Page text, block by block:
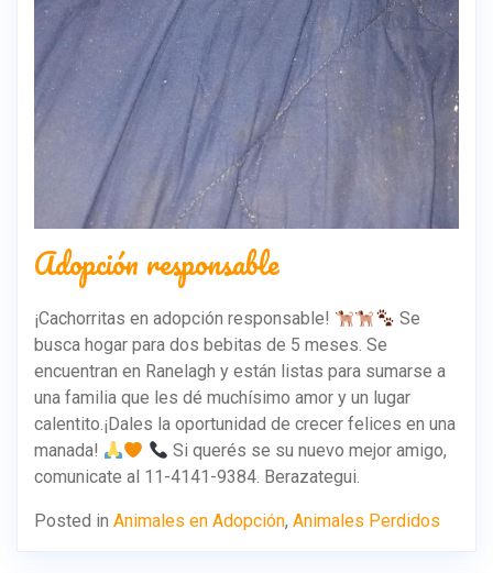
Adopción responsable
¡Cachorritas en adopción responsable!
Se
busca hogar para dos bebitas de 5 meses. Se
encuentran en Ranelagh y están listas para sumarse a
una familia que les dé muchísimo amor y un lugar
calentito.¡Dales la oportunidad de crecer felices en una
manada!
Si querés se su nuevo mejor amigo,
comunicate al 11-4141-9384. Berazategui.
Posted in Animales en Adopción, Animales Perdidos